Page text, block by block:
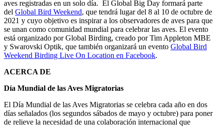
aves registradas en un solo día. El Global Big Day formará parte
del Global Bird Weekend, que tendrá lugar del 8 al 10 de octubre de
2021 y cuyo objetivo es inspirar a los observadores de aves para que
se unan como comunidad mundial para celebrar las aves. El evento
está organizado por Global Birding, creado por Tim Appleton MBE
y Swarovski Optik, que también organizará un evento Global Bird
Weekend Birding Live On Location en Facebook.
ACERCA DE
Día Mundial de las Aves Migratorias
El Día Mundial de las Aves Migratorias se celebra cada año en dos
días señalados (los segundos sábados de mayo y octubre) para poner
de relieve la necesidad de una colaboración internacional que